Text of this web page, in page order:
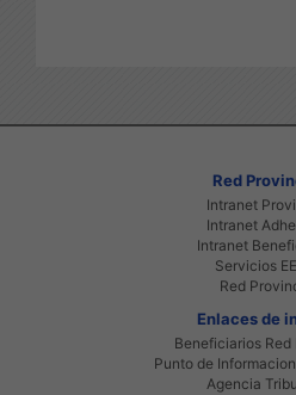
Red
Intranet
Intranet
Intranet
Servicios
Red
Enlaces de
Beneficiarios
Punto de
Agencia